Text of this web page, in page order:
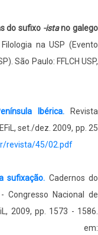
do sufixo -istano galego
na USP (Evento
São Paulo: FFLCH USP,
Ibérica.Revista
set./dez. 2009, pp. 25
revista/45/02.pdf
sufixação. Cadernos do
Congresso Nacional de
2009, pp. 1573 - 1586.
em: